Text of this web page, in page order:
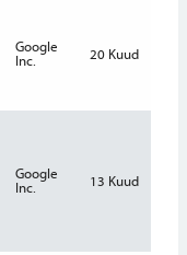
Google
Inc.
20 Kuud
Google
Inc.
13 Kuud